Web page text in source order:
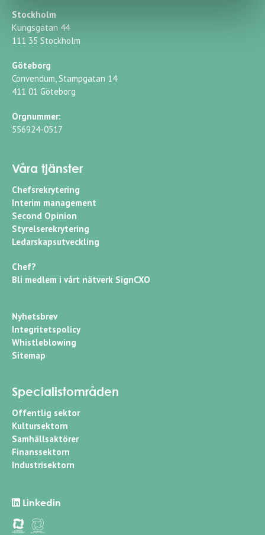
Stockholm
Kungsgatan 44
111 35 Stockholm
Göteborg
Convendum, Stampgatan 14
411 01 Göteborg
Orgnummer:
556924-0517
Våra tjänster
Chefsrekrytering
Interim management
Second Opinion
Styrelserekrytering
Ledarskapsutveckling
Chef?
Bli medlem i vårt nätverk SignCXO
Nyhetsbrev
Integritetspolicy
Whistleblowing
Sitemap
Specialistområden
Offentlig sektor
Kultursektorn
Samhällsaktörer
Finanssektorn
Industrisektorn
Linkedin